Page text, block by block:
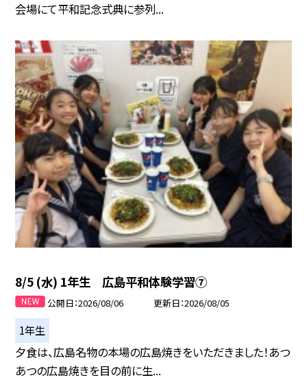
会場にて平和記念式典に参列...
8/5 (水) 1年生 広島平和体験学習⑦
公開日 2026/08/06 更新日 2026/08/05
1年生
夕食は、広島名物の本場の広島焼きをいただきました！あつ
あつの広島焼きを目の前に生...